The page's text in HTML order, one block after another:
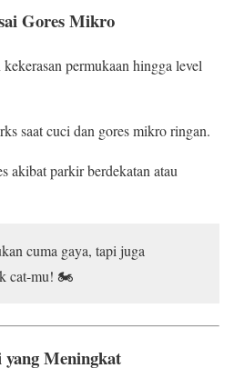
Gores Mikro
permukaan hingga level
saat cuci dan gores mikro ringan.
akibat parkir berdekatan atau
cuma gaya, tapi juga
cat-mu! 🏍️
Meningkat